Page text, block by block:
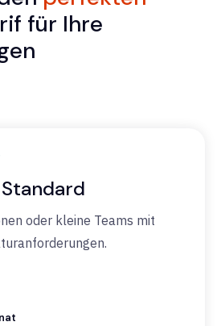
für Ihre
oder kleine Teams mit